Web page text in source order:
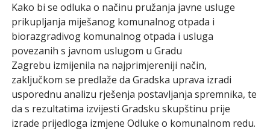
Kako bi se odluka o načinu pružanja javne usluge
prikupljanja miješanog komunalnog otpada i
biorazgradivog komunalnog otpada i usluga
povezanih s javnom uslugom u Gradu
Zagrebu izmijenila na najprimjereniji način,
zaključkom se predlaže da Gradska uprava izradi
usporednu analizu rješenja postavljanja spremnika, te
da s rezultatima izvijesti Gradsku skupštinu prije
izrade prijedloga izmjene Odluke o komunalnom redu.